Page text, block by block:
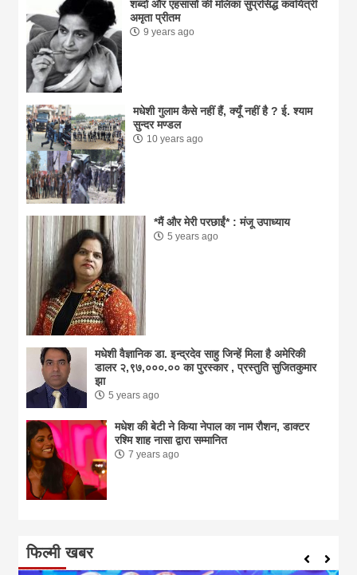
शब्दो और एहसासों की मलिका सुप्रसिद्ध कवयित्री
अमृता प्रीतम
9 years ago
मधेशी गुलाम कैसे नहीं हैं, क्यूँ नहीं है ? ई. श्याम
सुन्दर मण्डल
10 years ago
*मैं और मेरी परछाईं* : मंजू उपाध्याय
5 years ago
मधेशी वैज्ञानिक डा. इन्द्रदेव साहु जिन्हें मिला है अमेरिकी
डालर २,९७,०००.०० का पुरस्कार , प्रस्तुति सुजितकुमार
झा
5 years ago
मधेश की बेटी ने किया नेपाल का नाम राैशन, डाक्टर
रश्मि शाह नासा द्वारा सम्मानित
7 years ago
फिल्मी खबर